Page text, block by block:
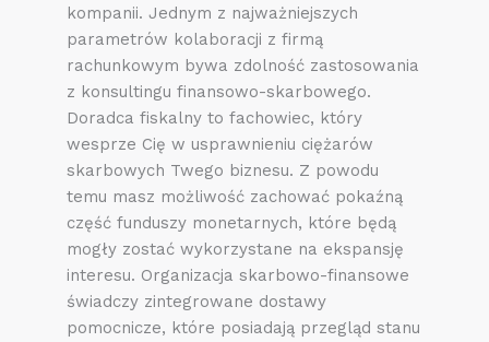
kompanii. Jednym z najważniejszych
parametrów kolaboracji z firmą
rachunkowym bywa zdolność zastosowania
z konsultingu finansowo-skarbowego.
Doradca fiskalny to fachowiec, który
wesprze Cię w usprawnieniu ciężarów
skarbowych Twego biznesu. Z powodu
temu masz możliwość zachować pokaźną
część funduszy monetarnych, które będą
mogły zostać wykorzystane na ekspansję
interesu. Organizacja skarbowo-finansowe
świadczy zintegrowane dostawy
pomocnicze, które posiadają przegląd stanu